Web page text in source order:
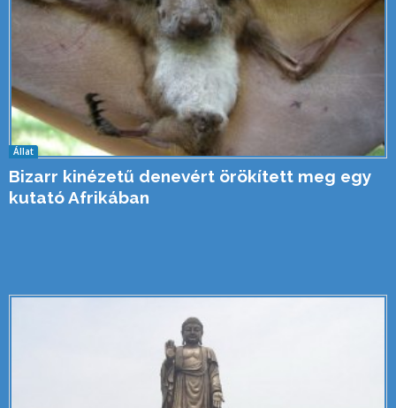
Állat
Bizarr kinézetű denevért örökített meg egy
kutató Afrikában